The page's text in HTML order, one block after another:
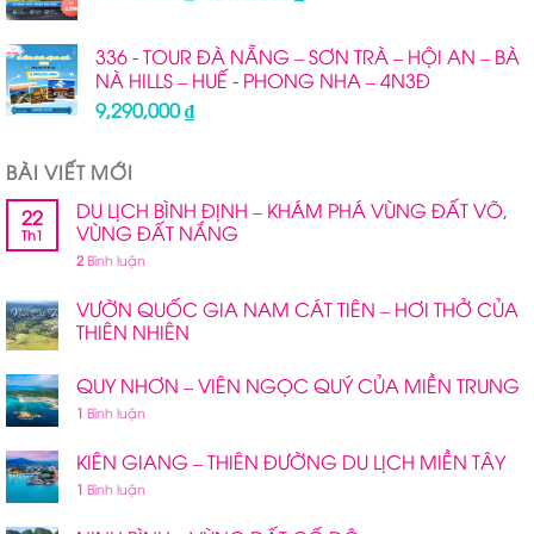
8,990,000 ₫.là:
8,490,000 ₫.
336 - TOUR ĐÀ NẴNG – SƠN TRÀ – HỘI AN – BÀ
NÀ HILLS – HUẾ - PHONG NHA – 4N3Đ
9,290,000₫
BÀI VIẾT MỚI
22
Th1
DU LỊCH BÌNH ĐỊNH – KHÁM PHÁ VÙNG ĐẤT VÕ,
VÙNG ĐẤT NẮNG
2 Bình luận
VƯỜN QUỐC GIA NAM CÁT TIÊN – HƠI THỞ CỦA
THIÊN NHIÊN
QUY NHƠN – VIÊN NGỌC QUÝ CỦA MIỀN TRUNG
1 Bình luận
KIÊN GIANG – THIÊN ĐƯỜNG DU LỊCH MIỀN TÂY
1 Bình luận